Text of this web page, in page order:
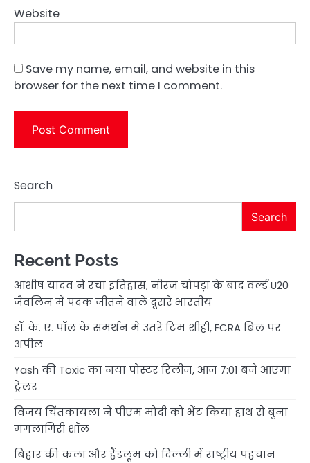
Website
Save my name, email, and website in this
browser for the next time I comment.
Search
Search
Recent Posts
आशीष यादव ने रचा इतिहास, नीरज चोपड़ा के बाद वर्ल्ड U20
जैवलिन में पदक जीतने वाले दूसरे भारतीय
डॉ. के. ए. पॉल के समर्थन में उतरे टिम शीही, FCRA बिल पर
अपील
Yash की Toxic का नया पोस्टर रिलीज, आज 7:01 बजे आएगा
ट्रेलर
विजय चिंतकायला ने पीएम मोदी को भेंट किया हाथ से बुना
मंगलागिरी शॉल
बिहार की कला और हैंडलूम को दिल्ली में राष्ट्रीय पहचान